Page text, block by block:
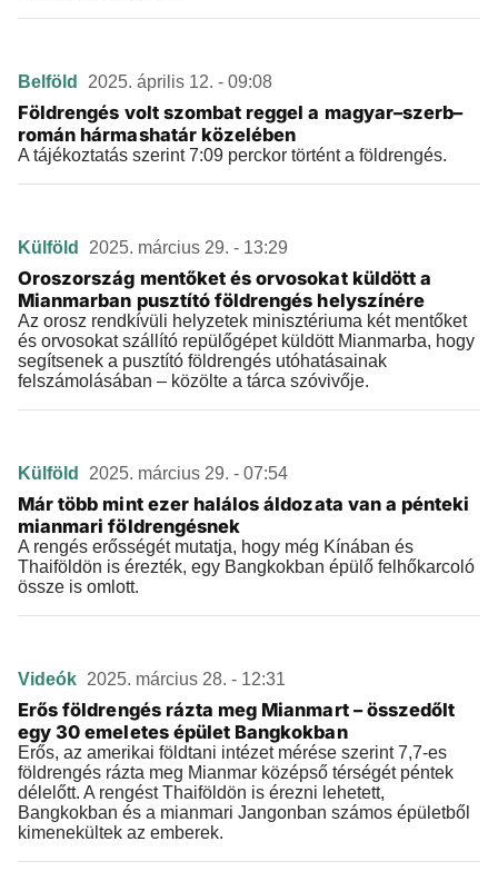
Belföld 2025. április 12. - 09:08
Földrengés volt szombat reggel a magyar–szerb–
román hármashatár közelében
A tájékoztatás szerint 7:09 perckor történt a földrengés.
Külföld 2025. március 29. - 13:29
Oroszország mentőket és orvosokat küldött a
Mianmarban pusztító földrengés helyszínére
Az orosz rendkívüli helyzetek minisztériuma két mentőket
és orvosokat szállító repülőgépet küldött Mianmarba, hogy
segítsenek a pusztító földrengés utóhatásainak
felszámolásában – közölte a tárca szóvivője.
Külföld 2025. március 29. - 07:54
Már több mint ezer halálos áldozata van a pénteki
mianmari földrengésnek
A rengés erősségét mutatja, hogy még Kínában és
Thaiföldön is érezték, egy Bangkokban épülő felhőkarcoló
össze is omlott.
Videók 2025. március 28. - 12:31
Erős földrengés rázta meg Mianmart – összedőlt
egy 30 emeletes épület Bangkokban
Erős, az amerikai földtani intézet mérése szerint 7,7-es
földrengés rázta meg Mianmar középső térségét péntek
délelőtt. A rengést Thaiföldön is érezni lehetett,
Bangkokban és a mianmari Jangonban számos épületből
kimenekültek az emberek.